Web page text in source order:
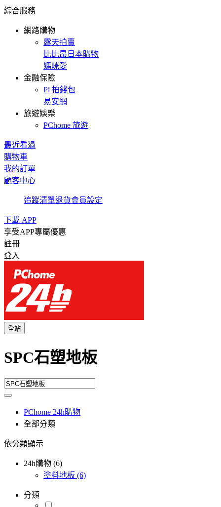
綜合服務
網路購物
露天拍賣
比比昂日本購物
媽咪愛
金融保險
Pi 拍錢包
易安網
旅遊娛樂
PChome 旅遊
最近看過
購物車
我的訂單
顧客中心
追蹤清單退貨會員設定
下載 APP
享受APP專屬優惠
註冊
登入
全站
SPC石塑地板
PChome 24h購物
全部分類
依分類顯示
24h購物 (6)
塗料地板 (6)
分類